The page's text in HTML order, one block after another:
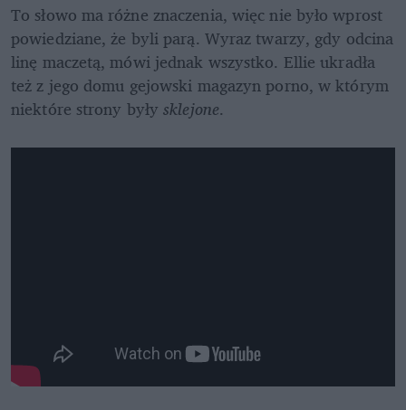
To słowo ma różne znaczenia, więc nie było wprost
powiedziane, że byli parą. Wyraz twarzy, gdy odcina
linę maczetą, mówi jednak wszystko. Ellie ukradła
też z jego domu gejowski magazyn porno, w którym
niektóre strony były sklejone.